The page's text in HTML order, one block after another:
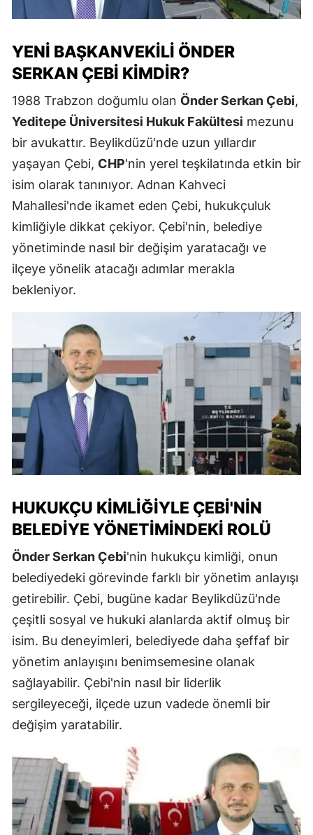
YENI BAŞKANVEKILI ÖNDER
SERKAN ÇEBI KIMDIR?
1988 Trabzon doğumlu olan Önder Serkan Çebi,
Yeditepe Üniversitesi Hukuk Fakültesi mezunu
bir avukattır. Beylikdüzü'nde uzun yıllardır
yaşayan Çebi, CHP'nin yerel teşkilatında etkin bir
isim olarak tanınıyor. Adnan Kahveci
Mahallesi'nde ikamet eden Çebi, hukukçuluk
kimliğiyle dikkat çekiyor. Çebi'nin, belediye
yönetiminde nasıl bir değişim yaratacağı ve
ilçeye yönelik atacağı adımlar merakla
bekleniyor.
HUKUKÇU KIMLIĞIYLE ÇEBI'NIN
BELEDIYE YÖNETIMINDEKI ROLÜ
Önder Serkan Çebi'nin hukukçu kimliği, onun
belediyedeki görevinde farklı bir yönetim anlayışı
getirebilir. Çebi, bugüne kadar Beylikdüzü'nde
çeşitli sosyal ve hukuki alanlarda aktif olmuş bir
isim. Bu deneyimleri, belediyede daha şeffaf bir
yönetim anlayışını benimsemesine olanak
sağlayabilir. Çebi'nin nasıl bir liderlik
sergileyeceği, ilçede uzun vadede önemli bir
değişim yaratabilir.